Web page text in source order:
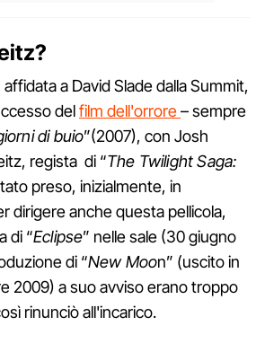
a David Slade dalla Summit,
delfilm dell'orrore– sempre
di buio”(2007), con Josh
regista di “The Twilight Saga:
preso, inizialmente, in
dirigere anche questa pellicola,
di “Eclipse” nelle sale (30 giugno
di “New Moon” (uscito in
2009) a suo avviso erano troppo
rinunciò all'incarico.